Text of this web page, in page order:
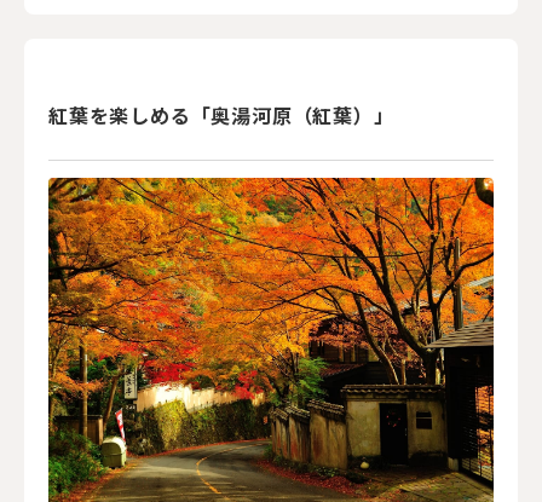
紅葉を楽しめる「奥湯河原（紅葉）」